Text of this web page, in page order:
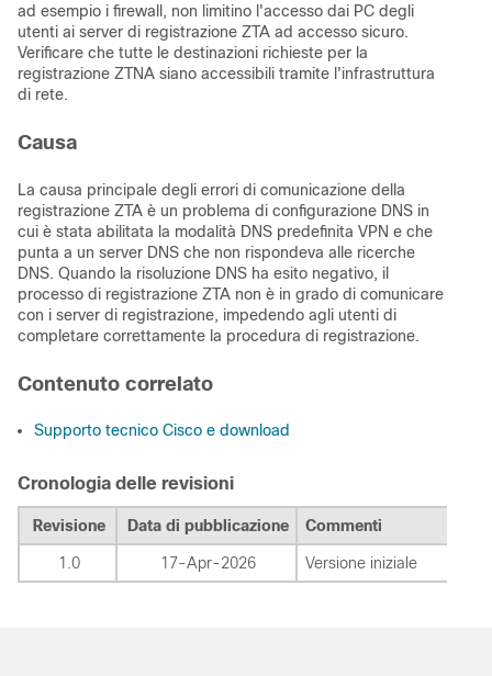
ad esempio i firewall, non limitino l'accesso dai PC degli
utenti ai server di registrazione ZTA ad accesso sicuro.
Verificare che tutte le destinazioni richieste per la
registrazione ZTNA siano accessibili tramite l'infrastruttura
di rete.
Causa
La causa principale degli errori di comunicazione della
registrazione ZTA è un problema di configurazione DNS in
cui è stata abilitata la modalità DNS predefinita VPN e che
punta a un server DNS che non rispondeva alle ricerche
DNS. Quando la risoluzione DNS ha esito negativo, il
processo di registrazione ZTA non è in grado di comunicare
con i server di registrazione, impedendo agli utenti di
completare correttamente la procedura di registrazione.
Contenuto correlato
Supporto tecnico Cisco e download
Cronologia delle revisioni
Revisione Data di pubblicazione Commenti
1.0 17-Apr-2026 Versione iniziale